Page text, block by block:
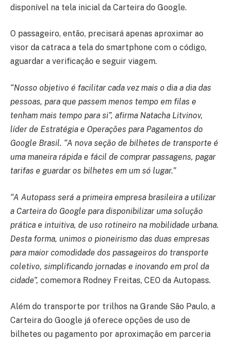
disponível na tela inicial da Carteira do Google.
O passageiro, então, precisará apenas aproximar ao
visor da catraca a tela do smartphone com o código,
aguardar a verificação e seguir viagem.
“Nosso objetivo é facilitar cada vez mais o dia a dia das
pessoas, para que passem menos tempo em filas e
tenham mais tempo para si”, afirma Natacha Litvinov,
líder de Estratégia e Operações para Pagamentos do
Google Brasil. “A nova seção de bilhetes de transporte é
uma maneira rápida e fácil de comprar passagens, pagar
tarifas e guardar os bilhetes em um só lugar.”
“A Autopass será a primeira empresa brasileira a utilizar
a Carteira do Google para disponibilizar uma solução
prática e intuitiva, de uso rotineiro na mobilidade urbana.
Desta forma, unimos o pioneirismo das duas empresas
para maior comodidade dos passageiros do transporte
coletivo, simplificando jornadas e inovando em prol da
cidade”, comemora Rodney Freitas, CEO da Autopass.
Além do transporte por trilhos na Grande São Paulo, a
Carteira do Google já oferece opções de uso de
bilhetes ou pagamento por aproximação em parceria